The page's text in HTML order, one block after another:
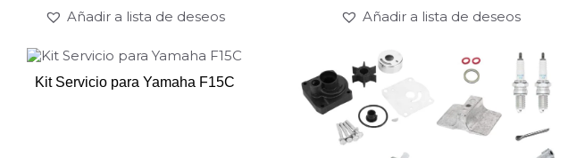
Añadir a lista de deseos Añadir a lista de deseos
Kit Servicio para Yamaha F15C